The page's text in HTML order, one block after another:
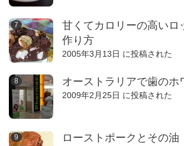
甘くてカロリーの高いロ
作り方
2005年3月13日 に投稿された
オーストラリアで歯のホ
2009年2月25日 に投稿された
ローストポークとその油